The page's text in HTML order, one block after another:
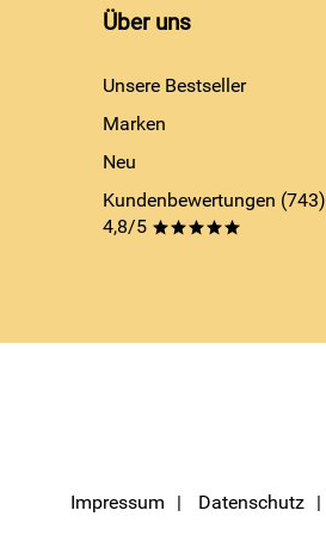
Über uns
Unsere Bestseller
Marken
Neu
Kundenbewertungen (743)
4,8/5 *****
Impressum Datenschutz